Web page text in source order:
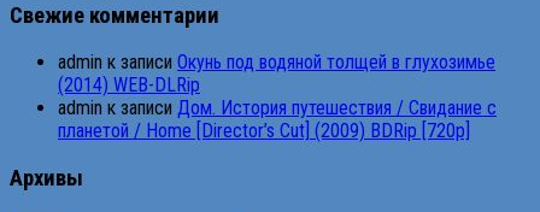
Свежие комментарии
admin к записи Окунь под водяной толщей в глухозимье
(2014) WEB-DLRip
admin к записи Дом. История путешествия / Свидание с
планетой / Home [Director’s Cut] (2009) BDRip [720p]
Архивы